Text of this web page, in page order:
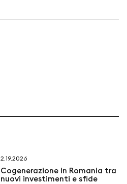
2.19.2026
Cogenerazione in Romania tra
nuovi investimenti e sfide